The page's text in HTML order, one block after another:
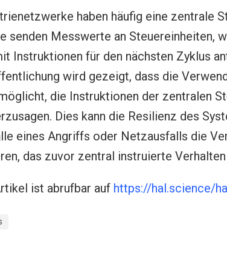
haben häufig eine zentrale
senden Messwerte an Steuereinheiten,
Instruktionen für den nächsten Zyklus
wird gezeigt, dass die
die Instruktionen der zentralen
Dies kann die Resilienz des
eines Angriffs oder Netzausfalls die
das zuvor zentral instruierte
ist abrufbar auf https://hal.science/